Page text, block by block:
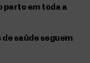
parto em toda a
saúde seguem